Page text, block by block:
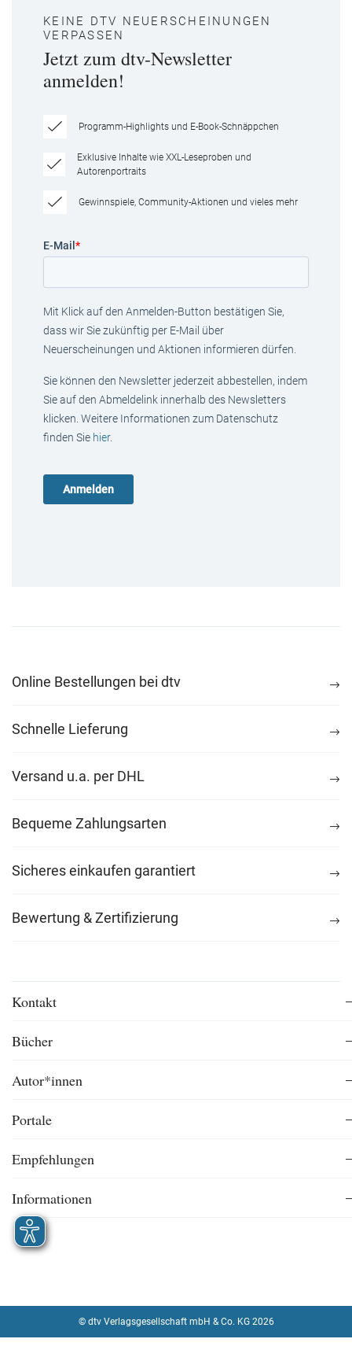
KEINE DTV NEUERSCHEINUNGEN
VERPASSEN
Jetzt zum dtv-Newsletter
anmelden!
Programm-Highlights und E-Book-Schnäppchen
Exklusive Inhalte wie XXL-Leseproben und
Autorenportraits
Gewinnspiele, Community-Aktionen und vieles mehr
E-Mail *
Mit Klick auf den Anmelden-Button bestätigen Sie,
dass wir Sie zukünftig per E-Mail über
Neuerscheinungen und Aktionen informieren dürfen.
Sie können den Newsletter jederzeit abbestellen, indem
Sie auf den Abmeldelink innerhalb des Newsletters
klicken. Weitere Informationen zum Datenschutz
finden Sie hier.
Online Bestellungen bei dtv
Schnelle Lieferung
Versand u.a. per DHL
Bequeme Zahlungsarten
Sicheres einkaufen garantiert
Bewertung & Zertifizierung
Kontakt
Bücher
Autor*innen
Portale
Empfehlungen
Informationen
© dtv Verlagsgesellschaft mbH & Co. KG 2026